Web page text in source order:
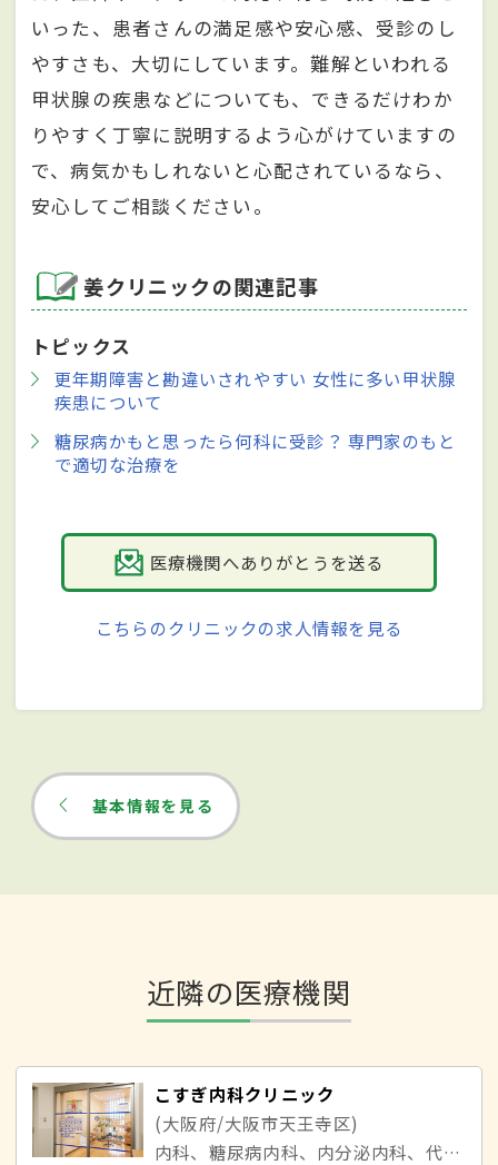
いった、患者さんの満足感や安心感、受診のし
やすさも、大切にしています。難解といわれる
甲状腺の疾患などについても、できるだけわか
りやすく丁寧に説明するよう心がけていますの
で、病気かもしれないと心配されているなら、
安心してご相談ください。
姜クリニックの関連記事
トピックス
更年期障害と勘違いされやすい 女性に多い甲状腺
疾患について
糖尿病かもと思ったら何科に受診？ 専門家のもと
で適切な治療を
医療機関へありがとうを送る
こちらのクリニックの求人情報を見る
基本情報を見る
近隣の医療機関
こすぎ内科クリニック
(大阪府/大阪市天王寺区)
内科、糖尿病内科、内分泌内科、代謝内科、循環器内科